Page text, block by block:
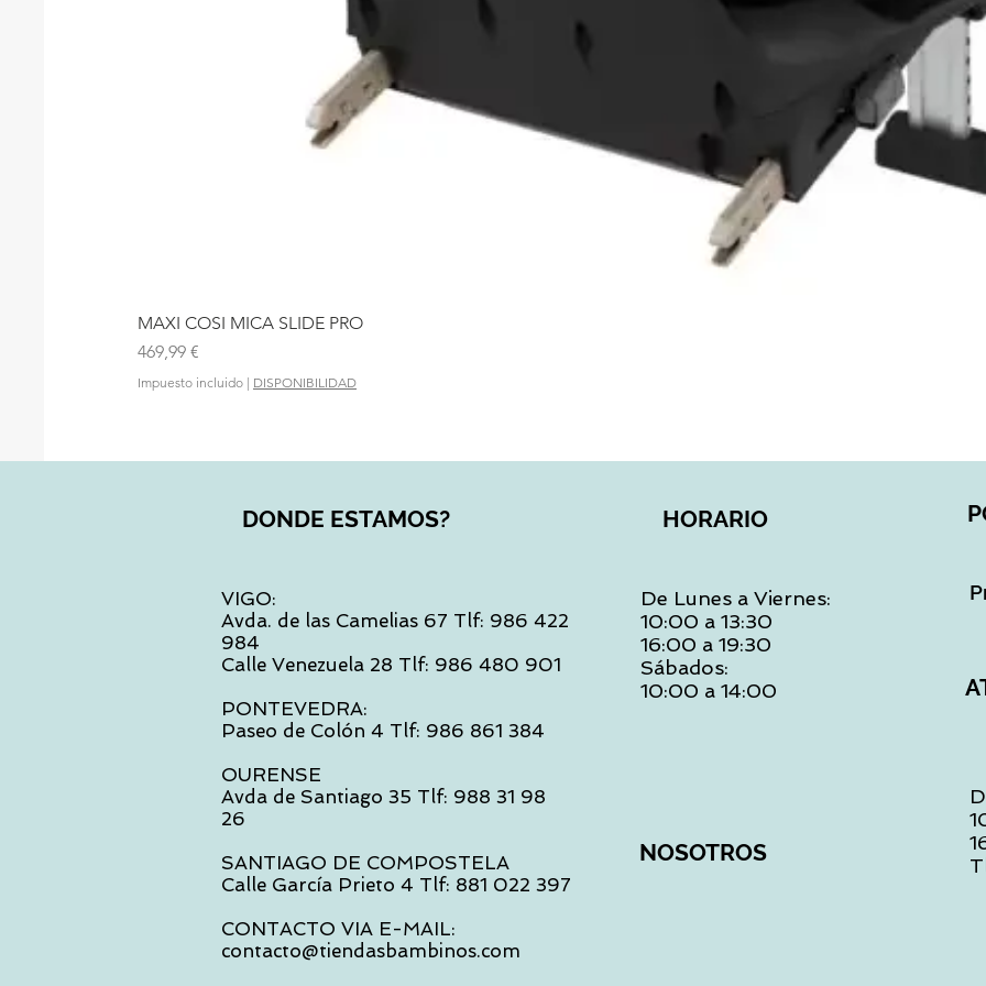
MAXI COSI MICA SLIDE PRO
Precio
469,99 €
Impuesto incluido | DISPONIBILIDAD
DONDE ESTAMOS?
VIGO:
Avda. de las Camelias 67 Tlf: 986 422
984
Calle Venezuela 28 Tlf: 986 480 901
PONTEVEDRA:
Paseo de Colón 4 Tlf: 986 861 384
OURENSE
Avda de Santiago 35 Tlf: 988 31 98
26
SANTIAGO DE COMPOSTELA
Calle García Prieto 4 Tlf: 881 022 397
CONTACTO VIA E-MAIL:
contacto@tiendasbambinos.com
HORARIO
De Lunes a Viernes:
10:00 a 13:30
16:00 a 19:30
Sábados:
10:00 a 14:00
NOSOTROS